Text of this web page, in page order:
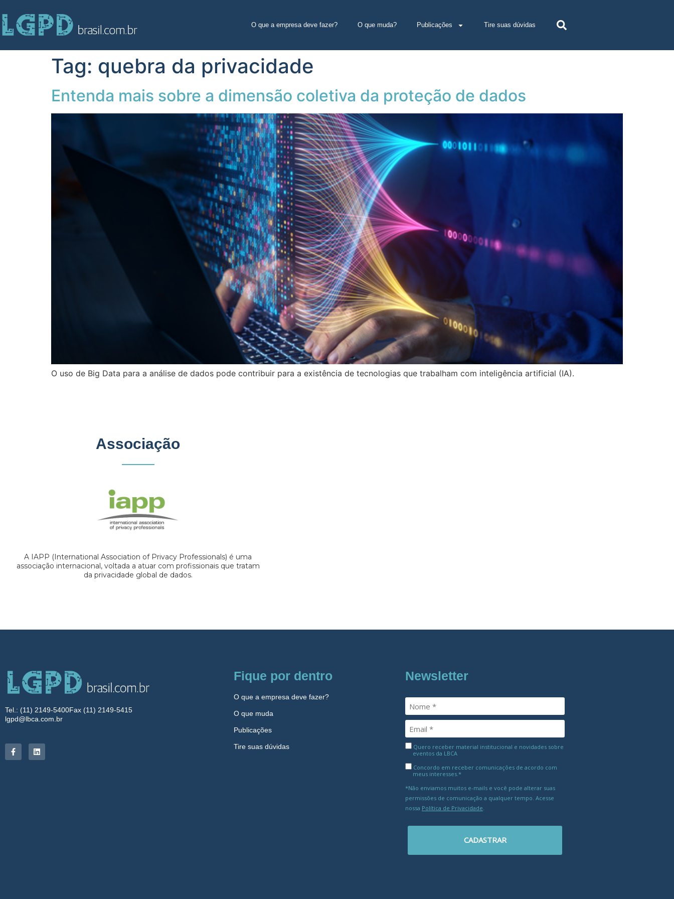
O que a empresa deve fazer? O que muda? Publicações Tire suas dúvidas
Tag: quebra da privacidade
Entenda mais sobre a dimensão coletiva da proteção de dados
O uso de Big Data para a análise de dados pode contribuir para a existência de tecnologias que trabalham com inteligência artificial (IA).
Associação
A IAPP (International Association of Privacy Professionals) é uma
associação internacional, voltada a atuar com profissionais que tratam
da privacidade global de dados.
Tel.: (11) 2149-5400Fax (11) 2149-5415
lgpd@lbca.com.br
Fique por dentro
O que a empresa deve fazer?
O que muda
Publicações
Tire suas dúvidas
Newsletter
Quero receber material institucional e novidades sobre
eventos da LBCA
Concordo em receber comunicações de acordo com
meus interesses.*
*Não enviamos muitos e-mails e você pode alterar suas
permissões de comunicação a qualquer tempo. Acesse
nossa Política de Privacidade
CADASTRAR